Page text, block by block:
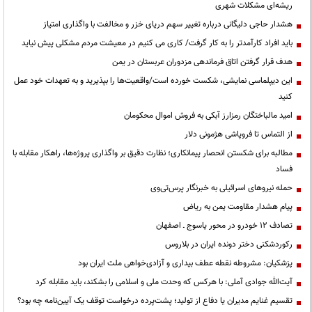
ریشه‌ای مشکلات شهری
هشدار حاجی دلیگانی درباره تغییر سهم دریای خزر و مخالفت با واگذاری امتیاز
باید افراد کارآمدتر را به کار گرفت/ کاری می کنیم در معیشت مردم مشکلی پیش نیاید
هدف قرار گرفتن اتاق‌ فرماندهی مزدوران عربستان در یمن
این دیپلماسی نمایشی، شکست خورده است/واقعیت‌ها را بپذیرید و به تعهدات خود عمل
کنید
امید مالباختگان رمزارز آبکی به فروش اموال محکومان
از التماس تا فروپاشی هژمونی دلار
مطالبه برای شکستن انحصار پیمانکاری؛ نظارت دقیق بر واگذاری پروژه‌ها، راهکار مقابله با
فساد
حمله نیروهای اسرائیلی به خبرنگار پرس‌تی‌وی
پیام هشدار مقاومت یمن به ریاض
تصادف ۱۲ خودرو در محور یاسوج ـ اصفهان
رکوردشکنی دختر دونده ایران در بلاروس
پزشکیان: مشروطه نقطه عطف بیداری و آزادی‌خواهی ملت ایران بود
آیت‌الله جوادی آملی: با هرکس که وحدت ملی و اسلامی را بشکند، باید مقابله کرد
تقسیم غنایم مدیران یا دفاع از تولید؛ پشت‌پرده درخواست توقف یک آیین‌نامه چه بود؟